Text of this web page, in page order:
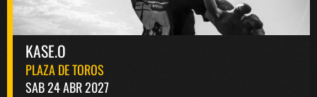
KASE.O
PLAZA DE TOROS
SAB 24 ABR 2027